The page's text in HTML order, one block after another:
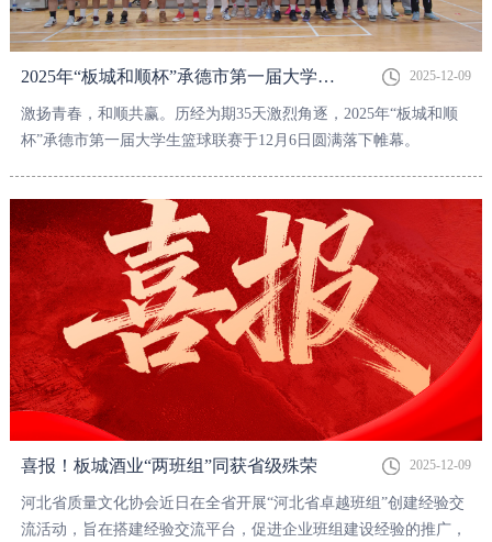
2025年“板城和顺杯”承德市第一届大学生篮球联赛圆满落幕 2025-12-09
激扬青春，和顺共赢。历经为期35天激烈角逐，2025年“板城和顺
杯”承德市第一届大学生篮球联赛于12月6日圆满落下帷幕。
喜报！板城酒业“两班组”同获省级殊荣 2025-12-09
河北省质量文化协会近日在全省开展“河北省卓越班组”创建经验交
流活动，旨在搭建经验交流平台，促进企业班组建设经验的推广，